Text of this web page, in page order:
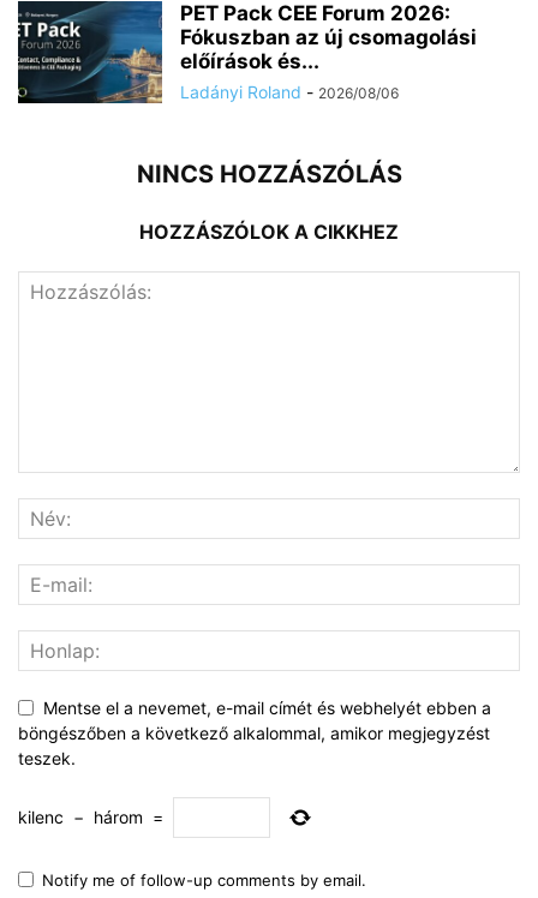
PET Pack CEE Forum 2026:
Fókuszban az új csomagolási
előírások és...
Ladányi Roland - 2026/08/06
NINCS HOZZÁSZÓLÁS
HOZZÁSZÓLOK A CIKKHEZ
Mentse el a nevemet, e-mail címét és webhelyét ebben a
böngészőben a következő alkalommal, amikor megjegyzést
teszek.
kilenc − három =
Notify me of follow-up comments by email.